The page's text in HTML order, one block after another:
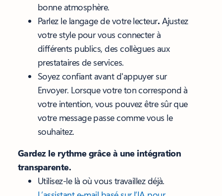
bonne atmosphère.
Parlez le langage de votre lecteur. Ajustez
votre style pour vous connecter à
différents publics, des collègues aux
prestataires de services.
Soyez confiant avant d'appuyer sur
Envoyer. Lorsque votre ton correspond à
votre intention, vous pouvez être sûr que
votre message passe comme vous le
souhaitez.
Gardez le rythme grâce à une intégration
transparente.
Utilisez-le là où vous travaillez déjà.